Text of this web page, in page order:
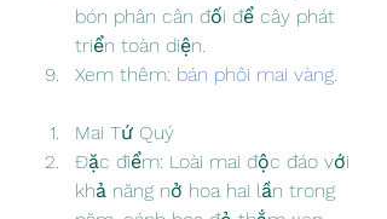
bón phân cân đối để cây phát
triển toàn diện.
Xem thêm: bán phôi mai vàng.
Mai Tứ Quý
Đặc điểm: Loài mai độc đáo với
khả năng nở hoa hai lần trong